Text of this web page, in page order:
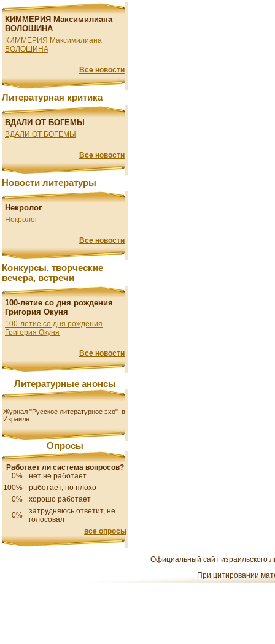
КИММЕРИЯ Максимилиана
ВОЛОШИНА
КИММЕРИЯ Максимилиана
ВОЛОШИНА
Все новости
Литературная критика
ВДАЛИ ОТ БОГЕМЫ
ВДАЛИ ОТ БОГЕМЫ
Все новости
Новости литературы
Некролог
Некролог
Все новости
Конкурсы, творческие
вечера, встречи
100-летие со дня рождения
Григория Окуня
100-летие со дня рождения
Григория Окуня
Все новости
Литературные анонсы
Журнал "Русское литературное эхо" в
Израиле
Опросы
Работает ли система вопросов?
0%
нет не работает
100%
работает, но плохо
0%
хорошо работает
0%
затрудняюсь ответит, не
голосовал
все опросы
Официальный сайт израильского
При цитировании